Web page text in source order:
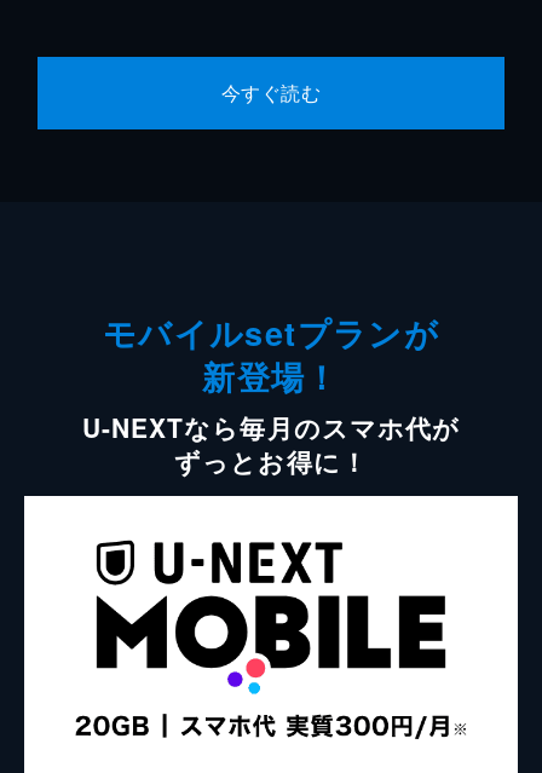
今すぐ読む
モバイルsetプランが
新登場！
U-NEXTなら毎月のスマホ代が
ずっとお得に！